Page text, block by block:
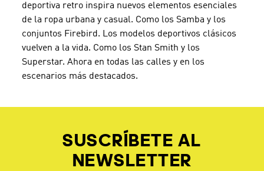
deportiva retro inspira nuevos elementos esenciales
de la ropa urbana y casual. Como los Samba y los
conjuntos Firebird. Los modelos deportivos clásicos
vuelven a la vida. Como los Stan Smith y los
Superstar. Ahora en todas las calles y en los
escenarios más destacados.
SUSCRÍBETE AL
NEWSLETTER